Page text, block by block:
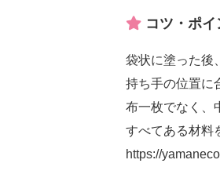
コツ・ポイ
袋状に塗った後
持ち手の位置に
布一枚でなく、
すべてある材料
https://